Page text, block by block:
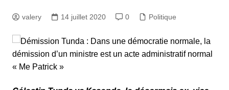
valery 14 juillet 2020 0 Politique